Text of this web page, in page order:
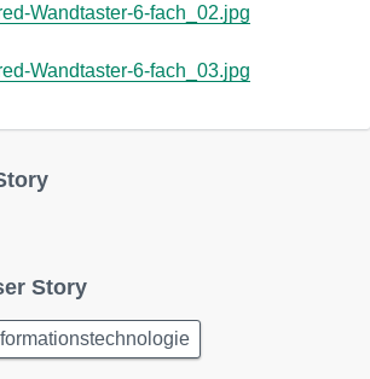
Wandtaster-6-fach_02.jpg
Wandtaster-6-fach_03.jpg
Story